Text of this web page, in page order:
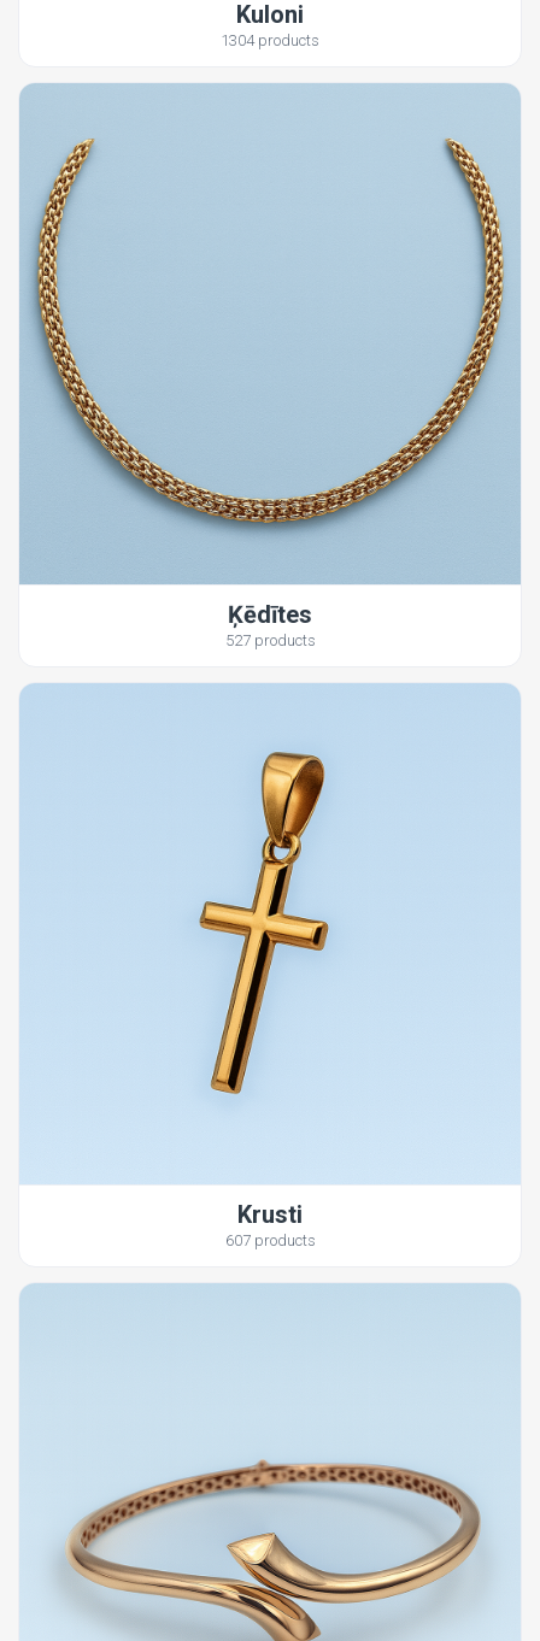
Kuloni
1304 products
Ķēdītes
527 products
Krusti
607 products